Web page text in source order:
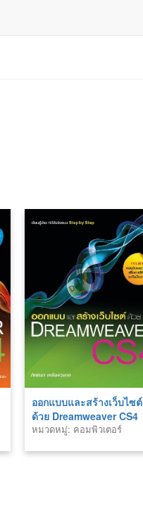
ออกแบบและสร้างเว็บไซต์
ด้วย Dreamweaver CS4
หมวดหมู่: คอมพิวเตอร์